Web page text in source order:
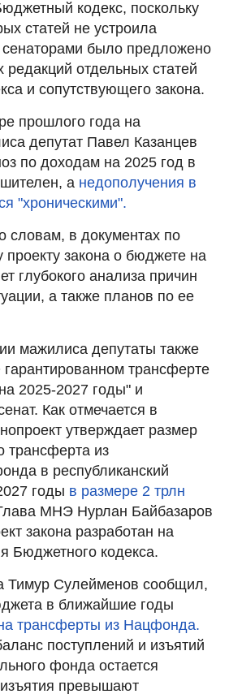
кодекс, поскольку
статей не устроила
сенаторами было предложено
редакций отдельных статей
и сопутствующего закона.
прошлого года на
депутат Павел Казанцев
по доходам на 2025 год в
а недополучения в
"хроническими".
словам, в документах по
проекту закона о бюджете на
глубокого анализа причин
а также планов по ее
мажилиса депутаты также
трансферте
2025-2027 годы" и
Как отмечается в
утверждает размер
трансферта из
в республиканский
годы в размере 2 трлн
МНЭ Нурлан Байбазаров
закона разработан на
Бюджетного кодекса.
Тимур Сулейменов сообщил,
в ближайшие годы
трансферты из Нацфонда.
поступлений и изъятий
фонда остается
превышают